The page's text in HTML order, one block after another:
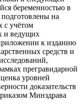
беременностью в
на
с учётом
и ведущих
к изданию
средств и
прегравидарной
уровней
доказательств
Минздрава